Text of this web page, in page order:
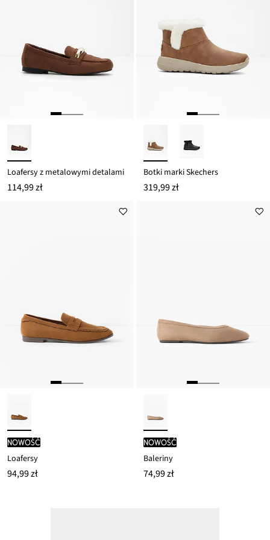
Loafersy z metalowymi detalami
114,99 zł
Botki marki Skechers
319,99 zł
nowość
Loafersy
94,99 zł
nowość
Baleriny
74,99 zł